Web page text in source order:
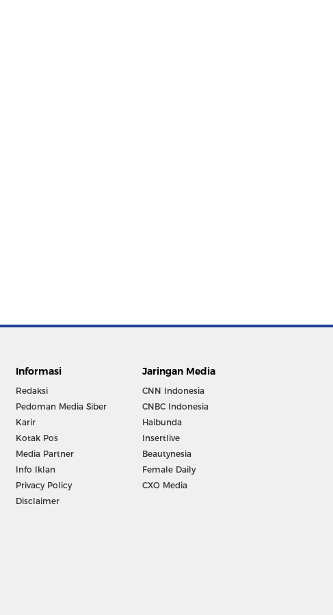
Informasi
Redaksi
Pedoman Media Siber
Karir
Kotak Pos
Media Partner
Info Iklan
Privacy Policy
Disclaimer
Jaringan Media
CNN Indonesia
CNBC Indonesia
Haibunda
Insertlive
Beautynesia
Female Daily
CXO Media